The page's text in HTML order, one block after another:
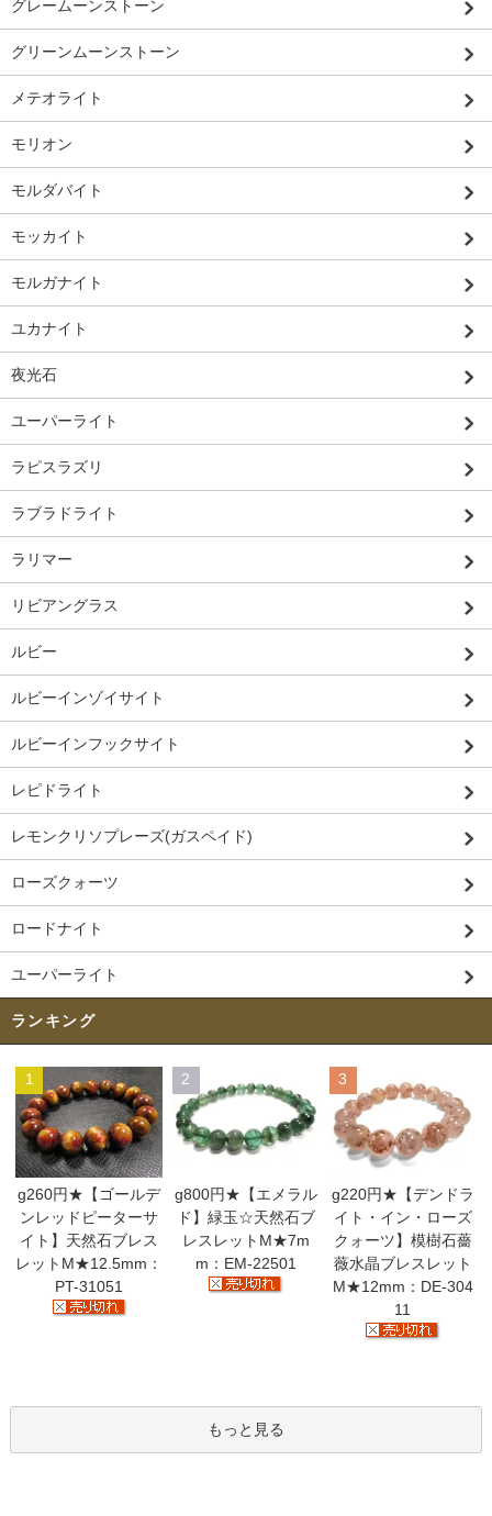
グレームーンストーン
グリーンムーンストーン
メテオライト
モリオン
モルダバイト
モッカイト
モルガナイト
ユカナイト
夜光石
ユーパーライト
ラピスラズリ
ラブラドライト
ラリマー
リビアングラス
ルビー
ルビーインゾイサイト
ルビーインフックサイト
レピドライト
レモンクリソプレーズ(ガスペイド)
ローズクォーツ
ロードナイト
ユーパーライト
ランキング
1
g260円★【ゴールデ
ンレッドピーターサ
イト】天然石ブレス
レットM★12.5mm：
PT-31051
2
g800円★【エメラル
ド】緑玉☆天然石ブ
レスレットM★7m
m：EM-22501
3
g220円★【デンドラ
イト・イン・ローズ
クォーツ】模樹石薔
薇水晶ブレスレット
M★12mm：DE-304
11
もっと見る